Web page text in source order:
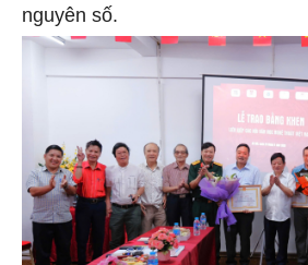
nguyên số.